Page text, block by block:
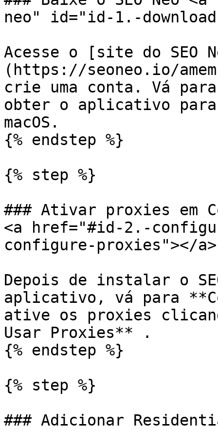
neo" id="id-1.-
Acesse o [site do SEO
(https://seoneo.io/
crie uma conta. Vá
obter o aplicativo para
macOS.
{% endstep %}
{% step %}
### Ativar proxies em
<a href="#id-2.-
configure-proxies"></a>
Depois de instalar o
aplicativo, vá para
ative os proxies
Usar Proxies** .
{% endstep %}
{% step %}
### Adicionar